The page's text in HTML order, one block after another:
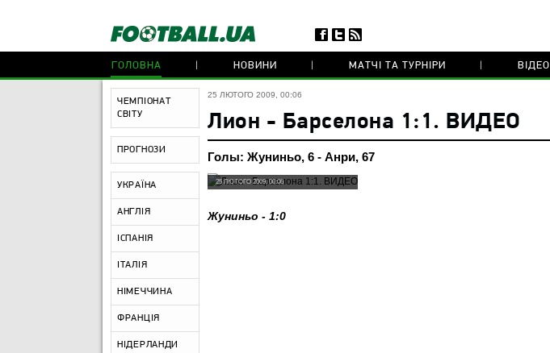
ГОЛОВНА НОВИНИ МАТЧІ ТА ТУРНІРИ ВІДЕО
ЧЕМПІОНАТ
СВІТУ
ПРОГНОЗИ
УКРАЇНА
АНГЛІЯ
ІСПАНІЯ
ІТАЛІЯ
НІМЕЧЧИНА
ФРАНЦІЯ
НІДЕРЛАНДИ
25 ЛЮТОГО 2009, 00:06
Лион - Барселона 1:1. ВИДЕО
Голы: Жуниньо, 6 - Анри, 67
25 ЛЮТОГО 2009, 00:06
Жуниньо - 1:0